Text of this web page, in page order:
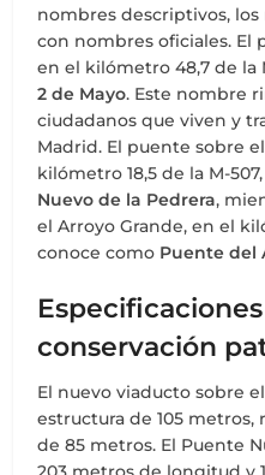
nombres descriptivos,
con nombres oficiales. El
en el kilómetro 48,7 de la
2 de Mayo. Este nombre
ciudadanos que viven y
Madrid. El puente sobre
kilómetro 18,5 de la M-
Nuevo de la Pedrera,
el Arroyo Grande, en el
conoce como Puente del
conservación
El nuevo viaducto sobre
estructura de 105
de 85 metros. El Puente